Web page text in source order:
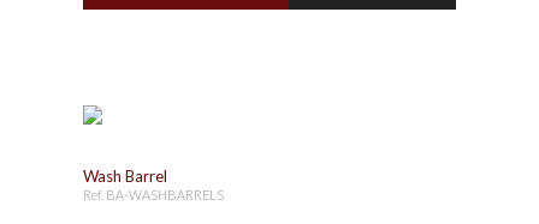
Wash Barrel
Ref. BA-WASHBARRELS